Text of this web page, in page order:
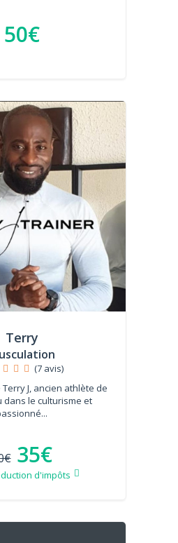
50€
Terry
(7 avis)
J, ancien athlète de
dans le culturisme et
35€
d'impôts